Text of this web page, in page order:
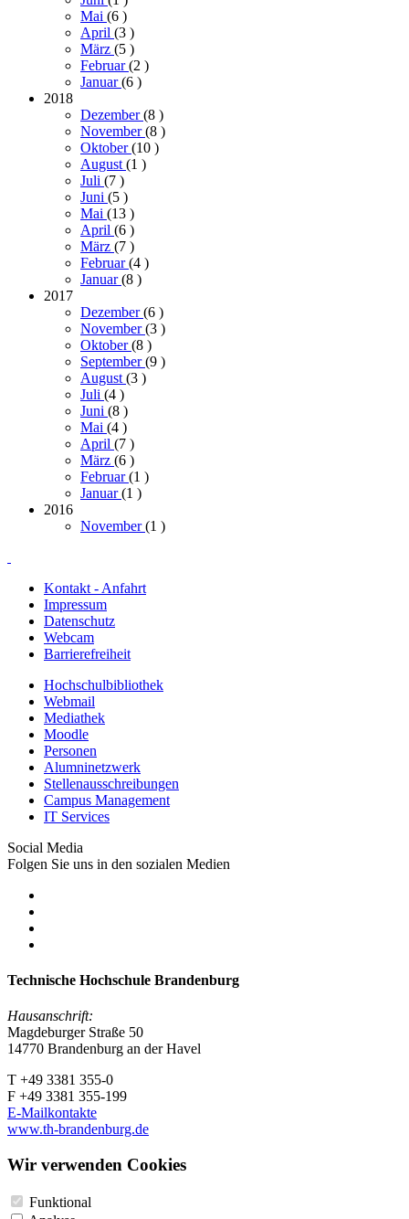
Mai (6 )
April (3 )
März (5 )
Februar(2 )
Januar(6 )
2018
Dezember(8 )
November(8 )
Oktober(10 )
August (1 )
Juli (7 )
Juni (5 )
Mai (13 )
April (6 )
März (7 )
Februar(4 )
Januar(8 )
2017
Dezember(6 )
November(3 )
Oktober(8 )
September(9 )
August (3 )
Juli (4 )
Juni (8 )
Mai (4 )
April (7 )
März (6 )
Februar(1 )
Januar(1 )
2016
November(1 )
Kontakt - Anfahrt
Impressum
Datenschutz
Webcam
Barrierefreiheit
Hochschulbibliothek
Webmail
Mediathek
Moodle
Personen
Alumninetzwerk
Stellenausschreibungen
Campus Management
IT Services
Social Media
Folgen Sie uns in den sozialen Medien
Technische Hochschule Brandenburg
Hausanschrift:
Magdeburger Straße 50
14770 Brandenburg an der Havel
T +49 3381 355-0
F +49 3381 355-199
E-Mailkontakte
www.th-brandenburg.de
Wir verwenden Cookies
Funktional